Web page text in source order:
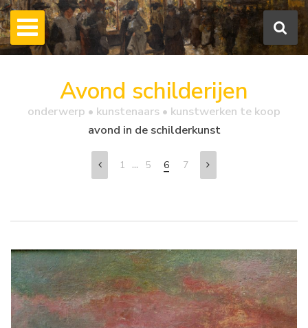
Avond schilderijen
onderwerp • kunstenaars • kunstwerken te koop
avond in de schilderkunst
1 ... 5 6 7